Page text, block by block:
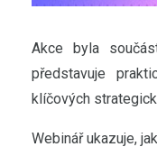
Akce byla
představuje
klíčových
Webinář ukazuje,